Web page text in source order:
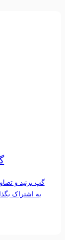
گپ بزنید و
به اشتراک